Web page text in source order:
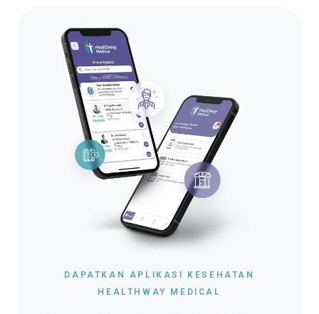
DAPATKAN APLIKASI KESEHATAN
HEALTHWAY MEDICAL